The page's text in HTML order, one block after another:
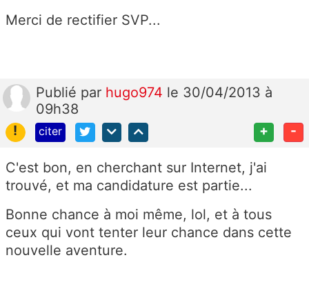
Merci de rectifier SVP...
Publié par hugo974 le 30/04/2013 à
09h38
!
citer + -
C'est bon, en cherchant sur Internet, j'ai
trouvé, et ma candidature est partie...
Bonne chance à moi même, lol, et à tous
ceux qui vont tenter leur chance dans cette
nouvelle aventure.